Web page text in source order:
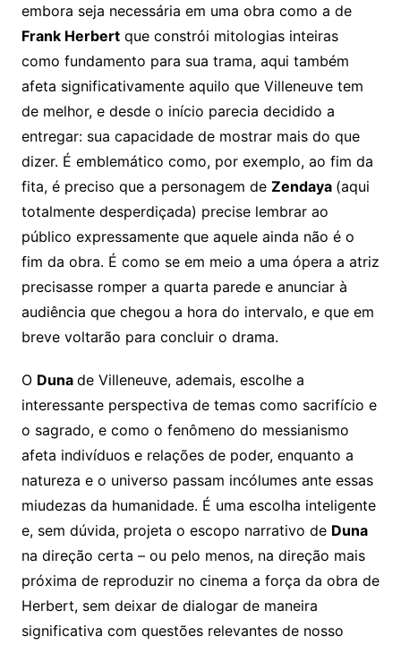
embora seja necessária em uma obra como a de
Frank Herbertque constrói mitologias inteiras
como fundamento para sua trama, aqui também
afeta significativamente aquilo que Villeneuve tem
de melhor, e desde o início parecia decidido a
entregar: sua capacidade de mostrar mais do que
dizer. É emblemático como, por exemplo, ao fim da
fita, é preciso que a personagem de Zendaya (aqui
totalmente desperdiçada) precise lembrar ao
público expressamente que aquele ainda não é o
fim da obra. É como se em meio a uma ópera a atriz
precisasse romper a quarta parede e anunciar à
audiência que chegou a hora do intervalo, e que em
breve voltarão para concluir o drama.
O Duna de Villeneuve, ademais, escolhe a
interessante perspectiva de temas como sacrifício e
o sagrado, e como o fenômeno do messianismo
afeta indivíduos e relações de poder, enquanto a
natureza e o universo passam incólumes ante essas
miudezas da humanidade. É uma escolha inteligente
e, sem dúvida, projeta o escopo narrativo de Duna
na direção certa – ou pelo menos, na direção mais
próxima de reproduzir no cinema a força da obra de
Herbert, sem deixar de dialogar de maneira
significativa com questões relevantes de nosso